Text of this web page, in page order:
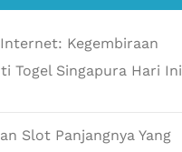
Kegembiraan
Togel Singapura Hari Ini
Slot Panjangnya Yang